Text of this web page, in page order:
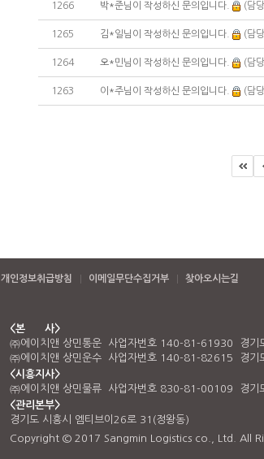
1266 박*준님이 작성하신 문의입니다. (담
1265 김*일님이 작성하신 문의입니다. (담
1264 오*민님이 작성하신 문의입니다. (담
1263 이*주님이 작성하신 문의입니다. (담
개인정보취급방침 이메일무단수집거부 찾아오시는길
<본 사>
㈜에이치앤 상민통운 사업자번호 140-81-61930 경기
㈜에이치앤 상민운수 사업자번호 140-81-82615 경기
<시흥지사>
㈜에이치앤 상민물류 사업자번호 830-81-00109 경기
<관리본부>
경기도 시흥시 엠티브이26로 31(정왕동)
Copyright © 2017 Sangmin Logistics co., Ltd. All